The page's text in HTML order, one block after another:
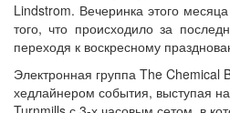
Lindstrom. Вечеринка этого
того, что происходило за
переходя к воскресному
Электронная группа The Chemical
хедлайнером события, выступая